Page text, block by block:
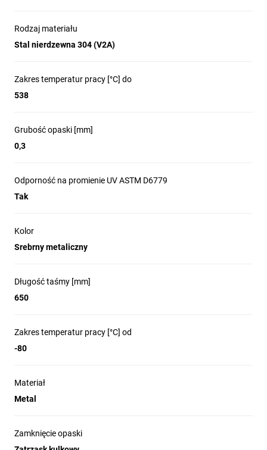
Rodzaj materiału
Stal nierdzewna 304 (V2A)
Zakres temperatur pracy [°C] do
538
Grubość opaski [mm]
0,3
Odporność na promienie UV ASTM D6779
Tak
Kolor
Srebrny metaliczny
Długość taśmy [mm]
650
Zakres temperatur pracy [°C] od
-80
Materiał
Metal
Zamknięcie opaski